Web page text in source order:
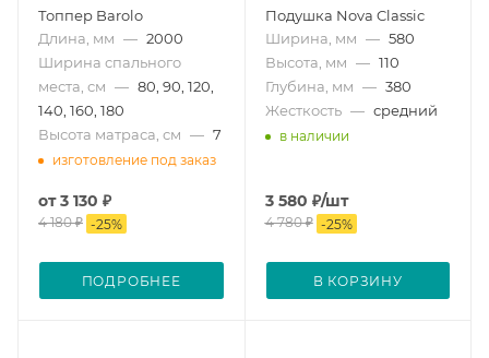
Топпер Barolo
Длина, мм — 2000
Ширина спального
места, см — 80, 90, 120,
140, 160, 180
Высота матраса, см — 7
изготовление под заказ
от3 130 ₽
4 180 ₽ -25%
ПОДРОБНЕЕ
Подушка Nova Classic
Ширина, мм — 580
Высота, мм — 110
Глубина, мм — 380
Жесткость — средний
в наличии
3 580 ₽/шт
4 780₽ -25%
В КОРЗИНУ